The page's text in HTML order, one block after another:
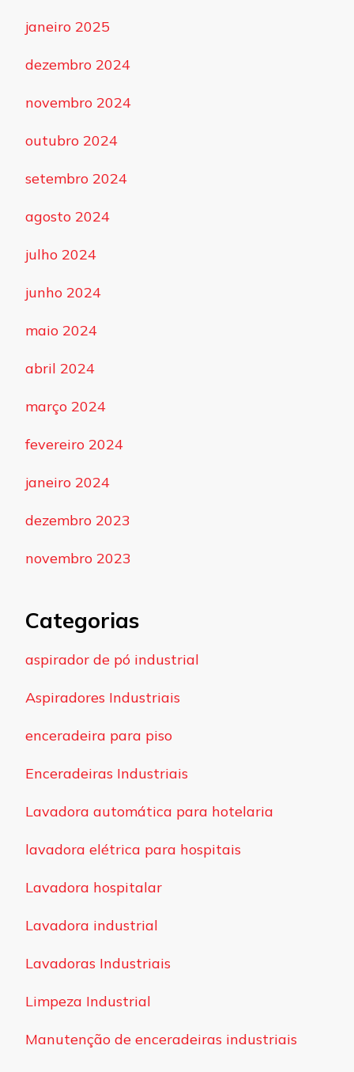
janeiro 2025
dezembro 2024
novembro 2024
outubro 2024
setembro 2024
agosto 2024
julho 2024
junho 2024
maio 2024
abril 2024
março 2024
fevereiro 2024
janeiro 2024
dezembro 2023
novembro 2023
Categorias
aspirador de pó industrial
Aspiradores Industriais
enceradeira para piso
Enceradeiras Industriais
Lavadora automática para hotelaria
lavadora elétrica para hospitais
Lavadora hospitalar
Lavadora industrial
Lavadoras Industriais
Limpeza Industrial
Manutenção de enceradeiras industriais